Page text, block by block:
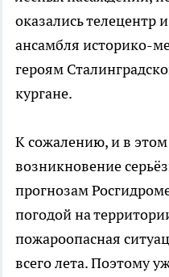
оказались телецентр
ансамбля историко-
героям
кургане.
К сожалению, и в
возникновение
прогнозам
погодой на
пожароопасная
всего лета. Поэтому